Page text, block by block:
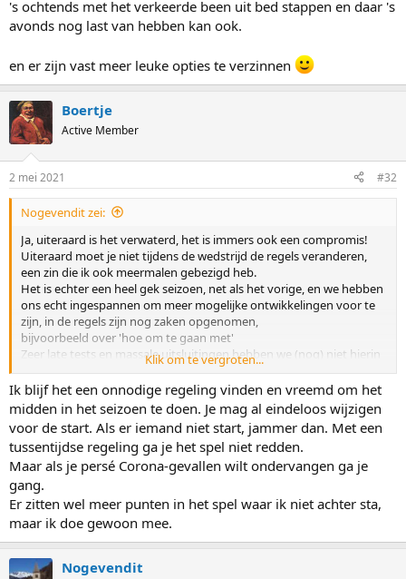
's ochtends met het verkeerde been uit bed stappen en daar 's
avonds nog last van hebben kan ook.
en er zijn vast meer leuke opties te verzinnen
Boertje
Active Member
2 mei 2021 #32
Nogevendit zei:
Ja, uiteraard is het verwaterd, het is immers ook een compromis!
Uiteraard moet je niet tijdens de wedstrijd de regels veranderen,
een zin die ik ook meermalen gebezigd heb.
Het is echter een heel gek seizoen, net als het vorige, en we hebben
ons echt ingespannen om meer mogelijke ontwikkelingen voor te
zijn, in de regels zijn nog zaken opgenomen,
bijvoorbeeld over 'hoe om te gaan met'
Zeer late tests en massale uitsluitingen hebben we (nog) niet hierin
meegenomen. We zien dat het het spel in zeer grote mate kan
beïnvloeden.
Een beetje flauw ook om nu opeens over unanimiteit te beginnen:
de meerderheid is voor, maar omdat ik dan vind dat het verschil
miniem is kom ik tot een compromis.
Je mag me echt de gevallen laten zien waarbij er op de ochtend zelf
nog een DNS volgde. Hoogst ongebruikelijk. Denk alleen al aan het
feit dat gewoon zo'n renner ergens in Spanje zit, en zijn mogelijke
vervanger niet. Het is niet zoals bij een voetbalploeg die 16 man ter
geblesseerd. DNS gebreurt volgens mij alleen bij DQ.
Klik om te vergroten...
Ik blijf het een onnodige regeling vinden en vreemd om het
midden in het seizoen te doen. Je mag al eindeloos wijzigen
voor de start. Als er iemand niet start, jammer dan. Met een
tussentijdse regeling ga je het spel niet redden.
Maar als je persé Corona-gevallen wilt ondervangen ga je
gang.
Er zitten wel meer punten in het spel waar ik niet achter sta,
maar ik doe gewoon mee.
Nogevendit